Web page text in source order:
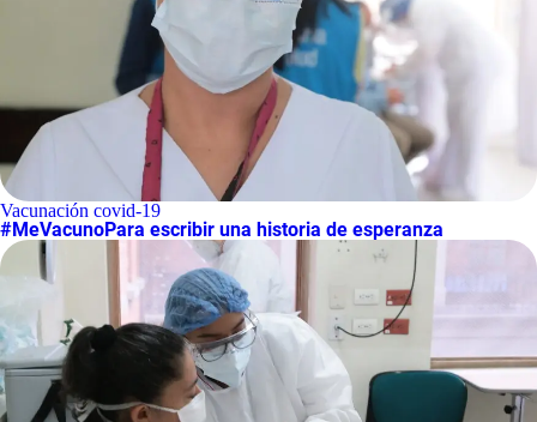
Vacunación covid-19
#MeVacunoPara escribir una historia de esperanza